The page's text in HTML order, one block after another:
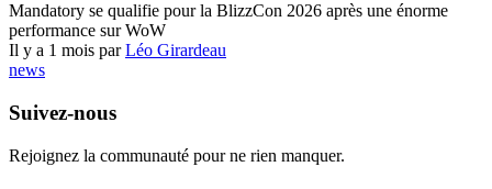
Mandatory se qualifie pour la BlizzCon 2026 après une énorme
performance sur WoW
Il y a 1 mois parLéo Girardeau
news
Suivez-nous
Rejoignez la communauté pour ne rien manquer.